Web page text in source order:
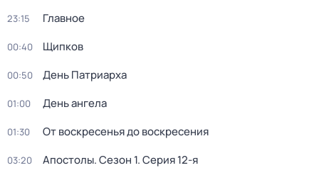
23:15 Главное
00:40 Щипков
00:50 День Патриарха
01:00 День ангела
01:30 От воскресенья до воскресения
03:20 Апостолы. Сезон 1. Серия 12-я